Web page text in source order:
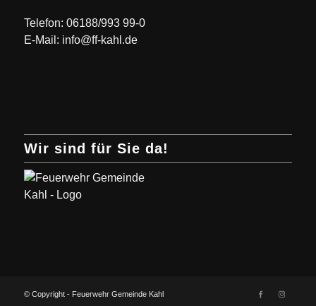
Telefon: 06188/993 99-0
E-Mail: info@ff-kahl.de
Wir sind für Sie da!
© Copyright - Feuerwehr Gemeinde Kahl